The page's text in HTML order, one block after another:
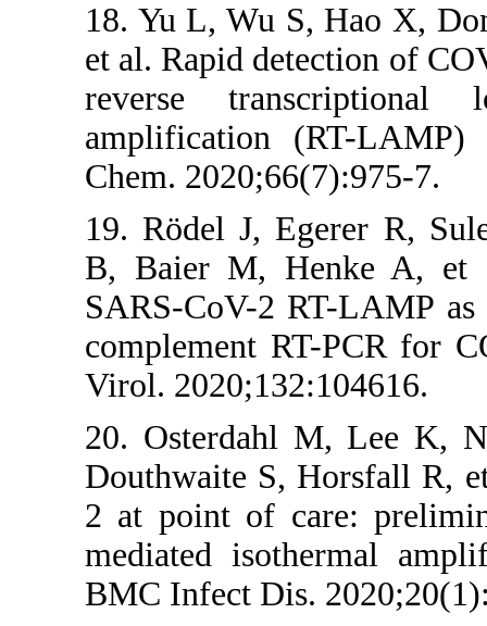
18. Yu L, Wu
et al. Rapid
reverse
amplification
Chem.
19. Rödel J,
B, Baier M,
SARS-CoV-2
complement
Virol.
20.
Douthwaite S,
2 at point of
mediated
BMC Infect